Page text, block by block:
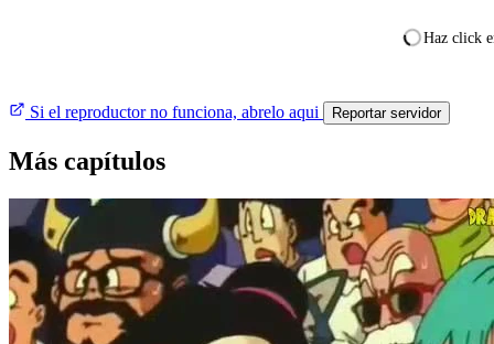
Haz click
Si el reproductor no funciona, abrelo aqui Reportar servidor
Más capítulos